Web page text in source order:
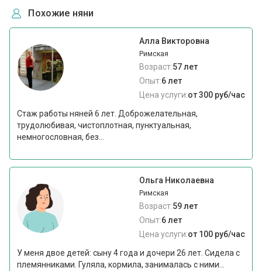
Похожие няни
Алла Викторовна
Римская
Возраст:57 лет
Опыт:6 лет
Цена услуги:от 300 руб/час
Стаж работы няней 6 лет. Доброжелательная,
трудолюбивая, чистоплотная, пунктуальная,
немногословная, без...
Ольга Николаевна
Римская
Возраст:59 лет
Опыт:6 лет
Цена услуги:от 100 руб/час
У меня двое детей: сыну 4 года и дочери 26 лет. Сидела с
племянниками. Гуляла, кормила, занималась с ними...